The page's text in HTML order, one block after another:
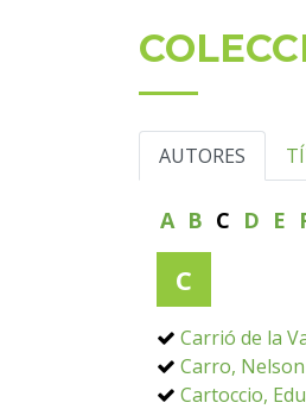
AUTORES
A B C D E
C
Carrió de la
Carro, Nelson
Cartoccio,